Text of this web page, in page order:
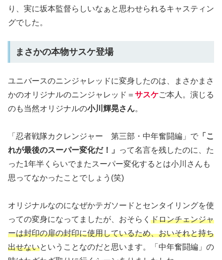
り、実に坂本監督らしいなぁと思わせられるキャスティン
グでした。
まさかの本物サスケ登場
ユニバースのニンジャレッドに変身したのは、まさかまさ
かのオリジナルのニンジャレッド＝ サスケご本人。演じる
のも当然オリジナルの小川輝晃さん。
「忍者戦隊カクレンジャー 第三部・中年奮闘編」で 「こ
れが最後のスーパー変化だ！」
って名言を残したのに、た
った1年半くらいでまたスーパー変化するとは小川さんも
思ってなかったことでしょう(笑)
オリジナルなのになぜかテガソードとセンタイリングを使
っての変身になってましたが、おそらく ドロンチェンジャ
ーは封印の扉の封印に使用しているため、おいそれと持ち
出せないということなのだと思います。「中年奮闘編」の